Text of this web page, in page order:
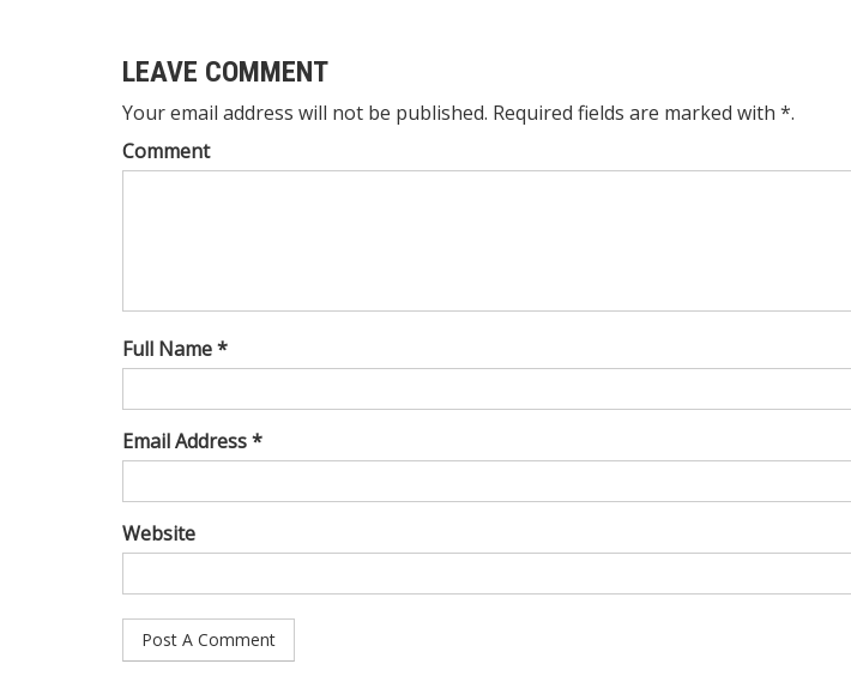
LEAVE COMMENT
Your email address will not be published. Required fields are marked with *.
Comment
Full Name *
Email Address *
Website